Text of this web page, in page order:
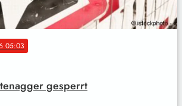
05:03
gesperrt